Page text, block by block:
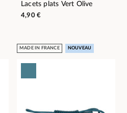
Lacets plats Vert Olive
4,90 €
MADE IN FRANCE NOUVEAU